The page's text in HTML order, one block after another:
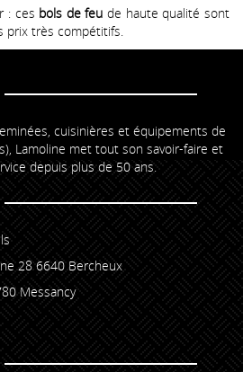
: ces bols de feu de haute qualité sont
prix très compétitifs.
cuisinières et équipements de
Lamoline met tout son savoir-faire et
depuis plus de 50 ans.
28 6640 Bercheux
Messancy